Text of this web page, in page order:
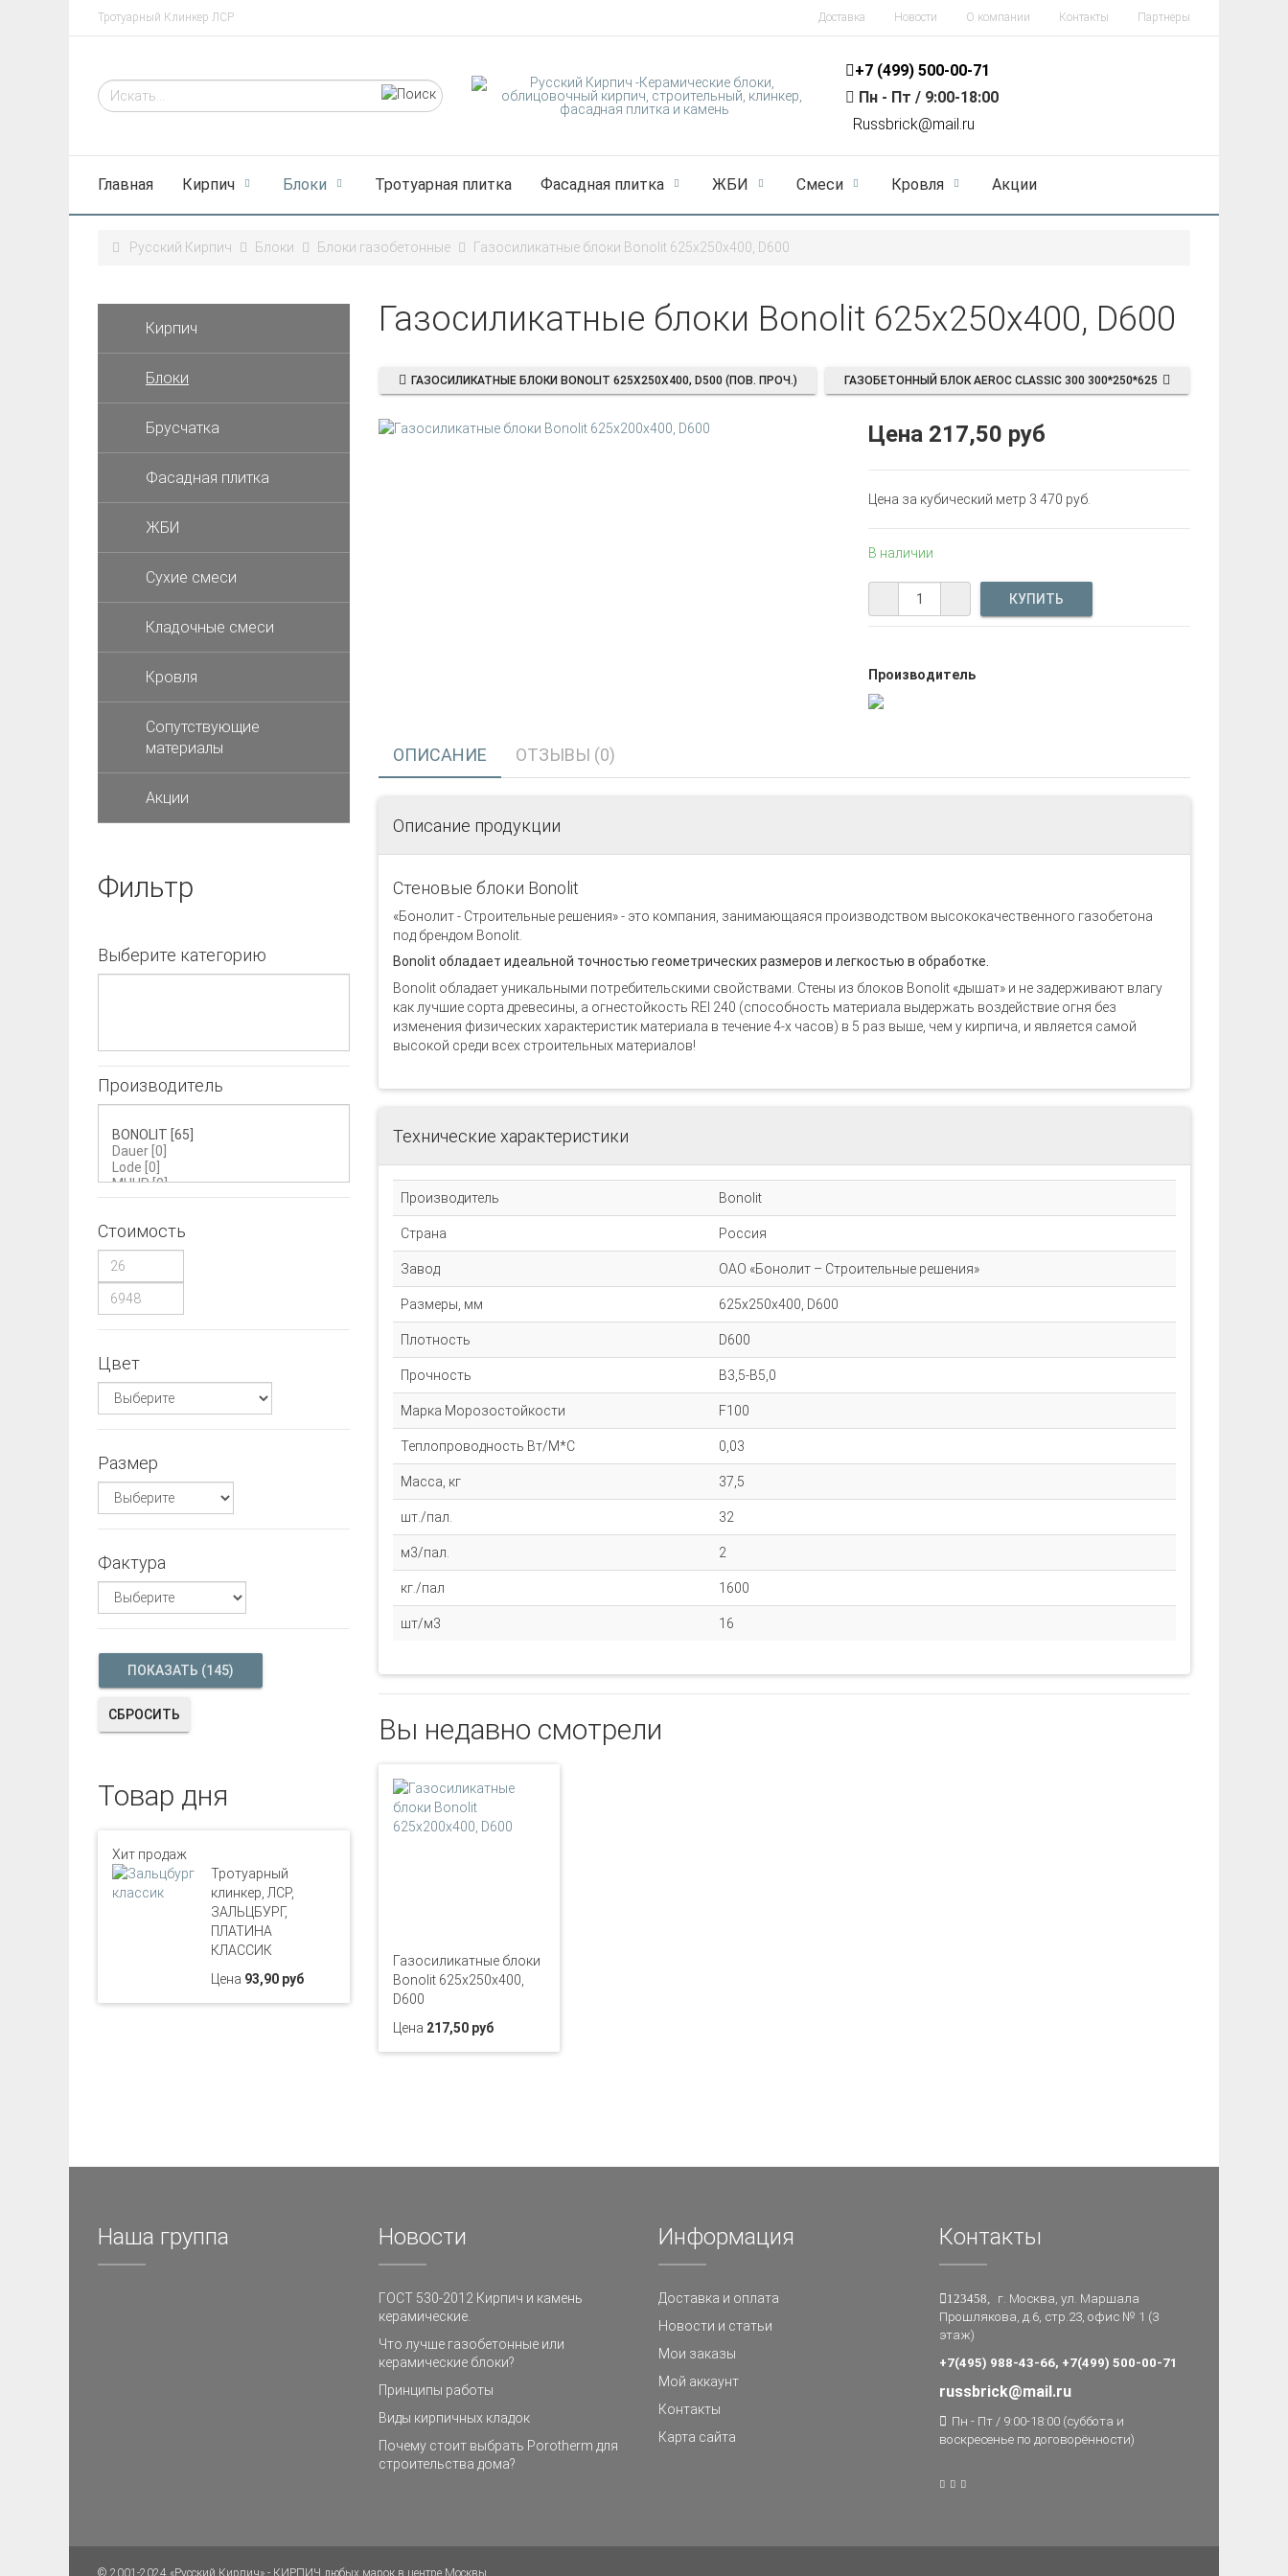
Тротуарный Клинкер ЛСР Доставка Новости О компании Контакты Партнеры
+7 (499) 500-00-71
Пн - Пт / 9:00-18:00
Russbrick@mail.ru
Главная Кирпич Блоки Тротуарная плитка Фасадная плитка ЖБИ Смеси Кровля Акции
Русский Кирпич Блоки Блоки газобетонные Газосиликатные блоки Bonolit 625x250x400, D600
Газосиликатные блоки Bonolit 625x250x400, D600
ГАЗОСИЛИКАТНЫЕ БЛОКИ BONOLIT 625X250X400, D500 (ПОВ. ПРОЧ.) ГАЗОБЕТОННЫЙ БЛОК AEROC CLASSIC 300 300*250*625
Цена 217,50 руб
Цена за кубический метр 3 470 руб.
В наличии
Производитель
ОПИСАНИЕ ОТЗЫВЫ (0)
Описание продукции
Стеновые блоки Bonolit
«Бонолит - Строительные решения» - это компания, занимающаяся производством высококачественного газобетона
под брендом Bonolit.
Bonolit обладает идеальной точностью геометрических размеров и легкостью в обработке.
Bonolit обладает уникальными потребительскими свойствами. Стены из блоков Bonolit «дышат» и не задерживают влагу
как лучшие сорта древесины, а огнестойкость REI 240 (способность материала выдержать воздействие огня без
изменения физических характеристик материала в течение 4-х часов) в 5 раз выше, чем у кирпича, и является самой
высокой среди всех строительных материалов!
Технические характеристики
Производитель Bonolit
Страна Россия
Завод ОАО «Бонолит – Строительные решения»
Размеры, мм 625x250x400, D600
Плотность D600
Прочность B3,5-B5,0
Марка Морозостойкости F100
Теплопроводность Вт/М*С 0,03
Масса, кг 37,5
шт./пал. 32
м3/пал. 2
кг./пал 1600
шт/м3 16
Вы недавно смотрели
Газосиликатные блоки
Bonolit 625x250x400,
D600
Цена 217,50 руб
Кирпич
Блоки
Брусчатка
Фасадная плитка
ЖБИ
Cухие смеси
Кладочные смеси
Кровля
Сопутствующие
материалы
Акции
Фильтр
Выберите категорию
Производитель
Стоимость
Цвет
Размер
Фактура
СБРОСИТЬ
Товар дня
Хит продаж
Тротуарный
клинкер, ЛСР,
ЗАЛЬЦБУРГ,
ПЛАТИНА
КЛАССИК
Цена 93,90 руб
Наша группа Новости
ГОСТ 530-2012 Кирпич и камень
керамические.
Что лучше газобетонные или
керамические блоки?
Принципы работы
Виды кирпичных кладок
Почему стоит выбрать Porotherm для
строительства дома?
Информация
Доставка и оплата
Новости и статьи
Мои заказы
Мой аккаунт
Контакты
Карта сайта
Контакты
123458, г. Москва, ул. Маршала
Прошлякова, д.6, стр.23, офис № 1 (3
этаж)
+7(495) 988-43-66, +7(499) 500-00-71
russbrick@mail.ru
Пн - Пт / 9:00-18:00 (суббота и
воскресенье по договорённости)
© 2001-2024 «Русский Кирпич» - КИРПИЧ любых марок в центре Москвы.